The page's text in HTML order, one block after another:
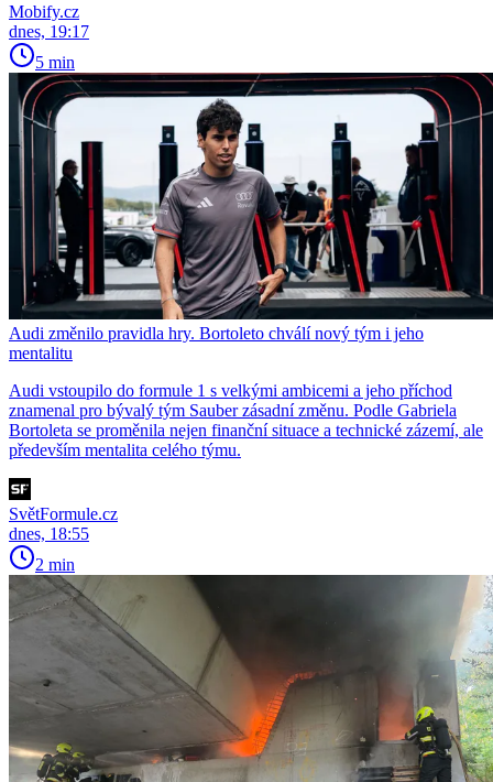
Mobify.cz
dnes, 19:17
5 min
Audi změnilo pravidla hry. Bortoleto chválí nový tým i jeho
mentalitu
Audi vstoupilo do formule 1 s velkými ambicemi a jeho příchod
znamenal pro bývalý tým Sauber zásadní změnu. Podle Gabriela
Bortoleta se proměnila nejen finanční situace a technické zázemí, ale
především mentalita celého týmu.
SvětFormule.cz
dnes, 18:55
2 min